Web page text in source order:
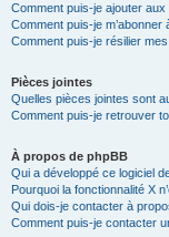
Comment puis-je ajouter
Comment puis-je
Comment puis-je résilier
Pièces jointes
Quelles pièces jointes sont
Comment puis-je retrouver
À propos de phpBB
Qui a développé ce logiciel
Pourquoi la fonctionnalité X
Qui dois-je contacter à
Comment puis-je contacter